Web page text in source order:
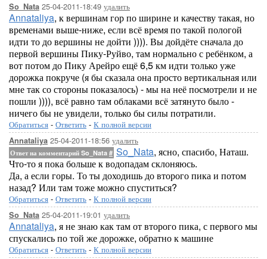
So_Nata 25-04-2011-18:49 удалить
Annataliya, к вершинам гор по ширине и качеству такая, но
временами выше-ниже, если всё время по такой пологой
идти то до вершины не дойти )))). Вы дойдёте сначала до
первой вершины Пику-Руйво, там нормально с ребёнком, а
вот потом до Пику Арейро ещё 6,5 км идти только уже
дорожка покруче (я бы сказала она просто вертикальная или
мне так со стороны показалось) - мы на неё посмотрели и не
пошли )))), всё равно там облаками всё затянуто было -
ничего бы не увидели, только бы силы потратили.
Обратиться - Ответить - К полной версии
Annataliya 25-04-2011-18:56 удалить
Ответ на комментарий So_Nata # So_Nata, ясно, спасибо, Наташ.
Что-то я пока больше к водопадам склоняюсь.
Да, а если горы. То ты доходишь до второго пика и потом
назад? Или там тоже можно спуститься?
Обратиться - Ответить - К полной версии
So_Nata 25-04-2011-19:01 удалить
Annataliya, я не знаю как там от второго пика, с первого мы
спускались по той же дорожке, обратно к машине
Обратиться - Ответить - К полной версии